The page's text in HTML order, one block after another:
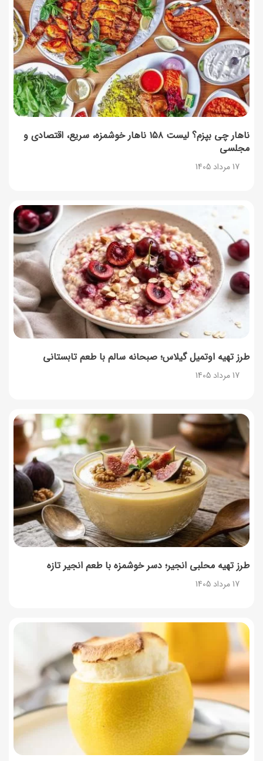
ناهار چی بپزم؟ لیست ۱۵۸ ناهار خوشمزه، سریع، اقتصادی و
مجلسی
17 مرداد 1405
طرز تهیه اوتمیل گیلاس؛ صبحانه سالم با طعم تابستانی
17 مرداد 1405
طرز تهیه محلبی انجیر؛ دسر خوشمزه با طعم انجیر تازه
17 مرداد 1405
آموزش گام به گام برنامه شمیم کالابرگ
17 مرداد 1405
لیست شهرهای فعال اُکالا
17 مرداد 1405
روش‌های استعلام کالابرگ (فعال بودن و موجودی)
17 مرداد 1405
نحوه دریافت رمز خرید کالابرگ برای خرید آنلاین (رمز
یکبارمصرف کالابرگ)
17 مرداد 1405
طرز تهیه مارمالاد انجیر خوشرنگ+ نکات شکرک نزدن
16 مرداد 1405